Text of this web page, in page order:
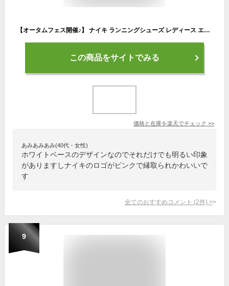
【オータムフェス開催♪】 ナイキ ランニングシューズ レディース エア ウィンフロー 9 ホワイト 白 ピンク パープル 靴 スニーカー ローカット おしゃれ スポーツ 運動 ジョギング ウォーキング 部活 クラブ マラソン フィットネス ジム ヨガ NIKE AIR
この商品をサイトでみる
価格と在庫を楽天でチェック >>
あみあみあみ(40代・女性)
ホワイトベースのデザインなのでそれだけでも明るい印象
がありますしナイキのロゴがピンクで縁取られかわいいで
す
全てのおすすめコメント (2件) >
9